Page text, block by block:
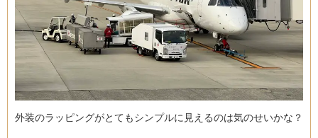
外装のラッピングがとてもシンプルに見えるのは気のせいかな？